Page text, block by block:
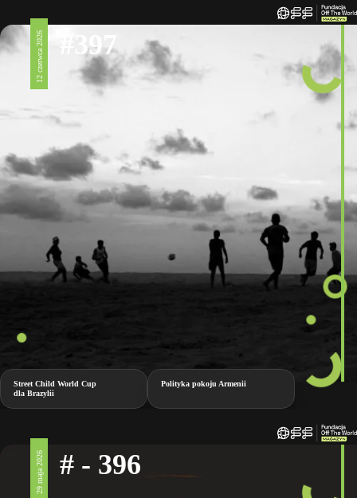
12 czerwca 2026 #397
Street Child World Cup
dla Brazylii
Polityka pokoju Armenii
29 maja 2026 # - 396